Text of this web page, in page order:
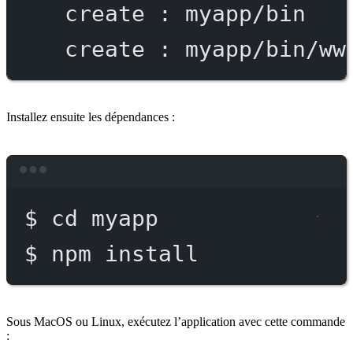
create :
myapp/bin
create
: myapp/bin/
Installez ensuite les dépendances :
$ cd
myapp
$
npm install
Sous MacOS ou Linux, exécutez l’application avec cette commande
: